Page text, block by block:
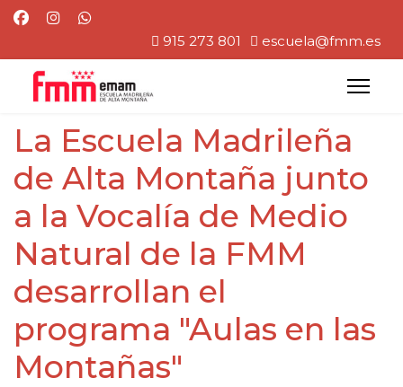
915 273 801 escuela@fmm.es
La Escuela Madrileña
de Alta Montaña junto
a la Vocalía de Medio
Natural de la FMM
desarrollan el
programa "Aulas en las
Montañas"